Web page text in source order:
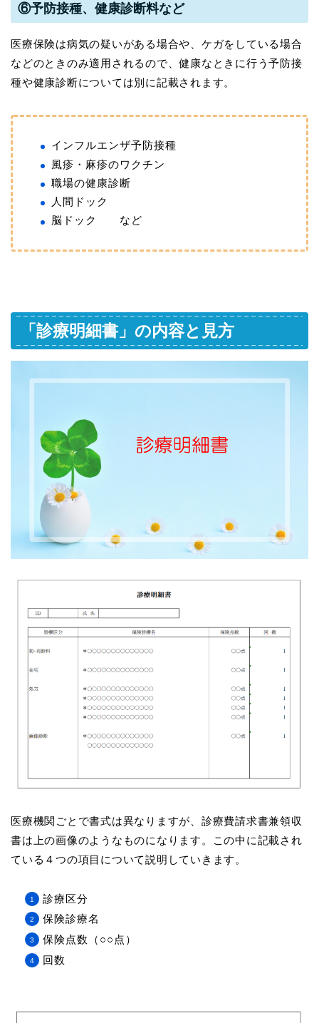
⑥予防接種、健康診断料など
医療保険は病気の疑いがある場合や、ケガをしている場合
などのときのみ適用されるので、健康なときに行う予防接
種や健康診断については別に記載されます。
インフルエンザ予防接種
風疹・麻疹のワクチン
職場の健康診断
人間ドック
脳ドック など
「診療明細書」の内容と見方
医療機関ごとで書式は異なりますが、診療費請求書兼領収
書は上の画像のようなものになります。この中に記載され
ている４つの項目について説明していきます。
診療区分
保険診療名
保険点数（○○点）
回数